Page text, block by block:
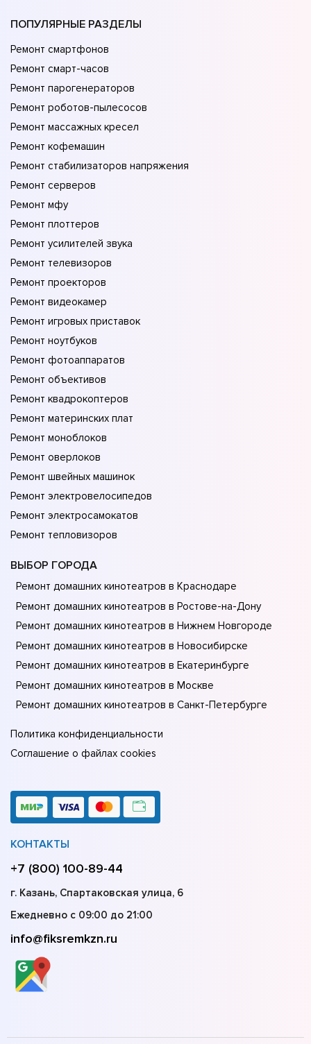
ПОПУЛЯРНЫЕ РАЗДЕЛЫ
Ремонт смартфонов
Ремонт смарт-часов
Ремонт парогенераторов
Ремонт роботов-пылесосов
Ремонт массажных кресел
Ремонт кофемашин
Ремонт стабилизаторов напряжения
Ремонт серверов
Ремонт мфу
Ремонт плоттеров
Ремонт усилителей звука
Ремонт телевизоров
Ремонт проекторов
Ремонт видеокамер
Ремонт игровых приставок
Ремонт ноутбуков
Ремонт фотоаппаратов
Ремонт объективов
Ремонт квадрокоптеров
Ремонт материнских плат
Ремонт моноблоков
Ремонт оверлоков
Ремонт швейных машинок
Ремонт электровелосипедов
Ремонт электросамокатов
Ремонт тепловизоров
ВЫБОР ГОРОДА
Ремонт домашних кинотеатров в Краснодаре
Ремонт домашних кинотеатров в Ростове-на-Донy
Ремонт домашних кинотеатров в Нижнем Новгороде
Ремонт домашних кинотеатров в Новосибирске
Ремонт домашних кинотеатров в Екатеринбурге
Ремонт домашних кинотеатров в Москве
Ремонт домашних кинотеатров в Санкт-Петербурге
Политика конфиденциальности
Соглашение о файлах cookies
КОНТАКТЫ
+7 (800) 100-89-44
г. Казань, Спартаковская улица, 6
Ежедневно с 09:00 до 21:00
info@fiksremkzn.ru